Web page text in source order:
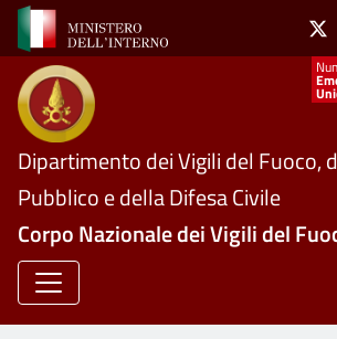
Salta al contenuto principale
X
Dipartimento dei Vigili del Fuoco,
Pubblico e della Difesa Civile
Corpo Nazionale dei Vigili del